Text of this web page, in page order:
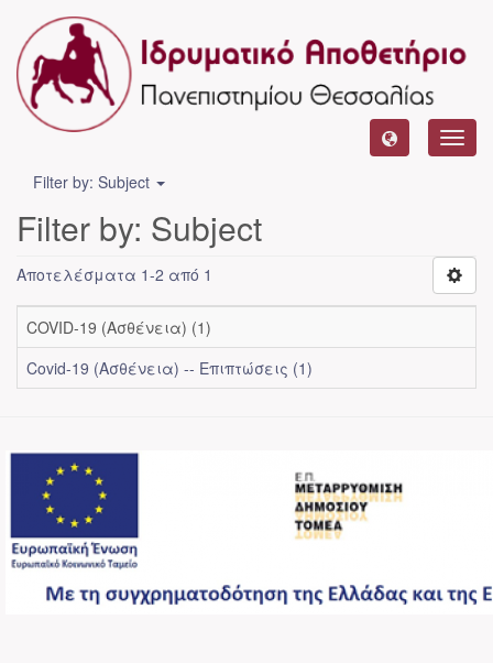
Filter by: Subject
Filter by: Subject
Αποτελέσματα 1-2 από 1
COVID-19 (Ασθένεια) (1)
Covid-19 (Ασθένεια) -- Επιπτώσεις (1)